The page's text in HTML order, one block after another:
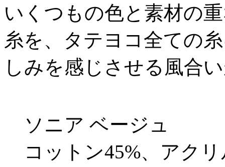
いくつもの色と素材の
糸を、タテヨコ全ての
しみを感じさせる風合
ソニア ベージュ
コットン45%、アク